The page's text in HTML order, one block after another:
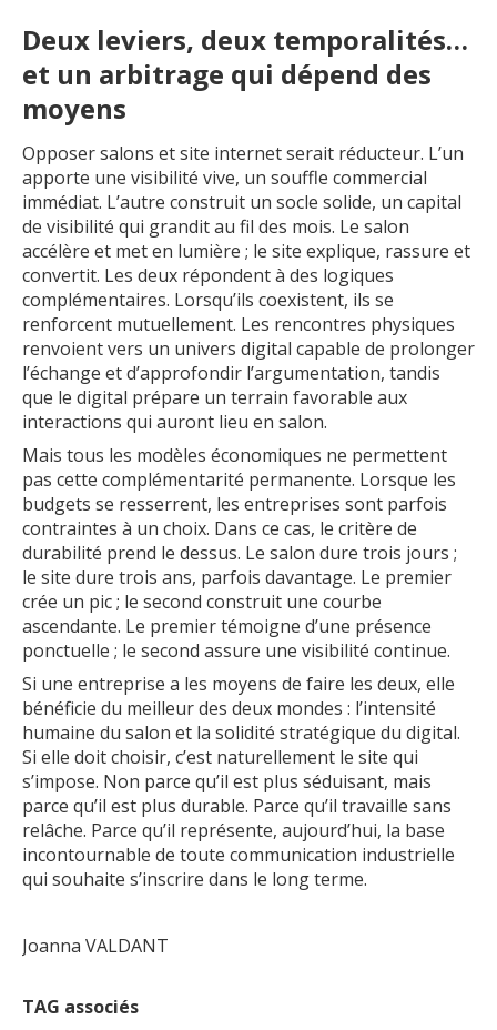
Deux leviers, deux temporalités…
et un arbitrage qui dépend des
moyens
Opposer salons et site internet serait réducteur. L’un
apporte une visibilité vive, un souffle commercial
immédiat. L’autre construit un socle solide, un capital
de visibilité qui grandit au fil des mois. Le salon
accélère et met en lumière ; le site explique, rassure et
convertit. Les deux répondent à des logiques
complémentaires. Lorsqu’ils coexistent, ils se
renforcent mutuellement. Les rencontres physiques
renvoient vers un univers digital capable de prolonger
l’échange et d’approfondir l’argumentation, tandis
que le digital prépare un terrain favorable aux
interactions qui auront lieu en salon.
Mais tous les modèles économiques ne permettent
pas cette complémentarité permanente. Lorsque les
budgets se resserrent, les entreprises sont parfois
contraintes à un choix. Dans ce cas, le critère de
durabilité prend le dessus. Le salon dure trois jours ;
le site dure trois ans, parfois davantage. Le premier
crée un pic ; le second construit une courbe
ascendante. Le premier témoigne d’une présence
ponctuelle ; le second assure une visibilité continue.
Si une entreprise a les moyens de faire les deux, elle
bénéficie du meilleur des deux mondes : l’intensité
humaine du salon et la solidité stratégique du digital.
Si elle doit choisir, c’est naturellement le site qui
s’impose. Non parce qu’il est plus séduisant, mais
parce qu’il est plus durable. Parce qu’il travaille sans
relâche. Parce qu’il représente, aujourd’hui, la base
incontournable de toute communication industrielle
qui souhaite s’inscrire dans le long terme.
Joanna VALDANT
TAG associés